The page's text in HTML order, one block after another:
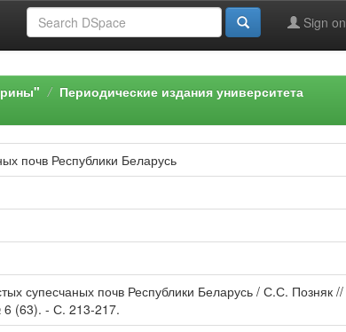
Sign
Периодические издания университета
почв Республики Беларусь
супесчаных почв Республики Беларусь / С.С. Позняк //
6 (63). - С. 213-217.